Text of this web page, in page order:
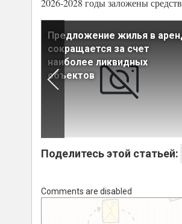
2026-2028 годы заложены
Предложение жилья в
сокращается за счет
наиболее ликвидных
объектов
Поделитесь этой статьей:
Comments are disabled